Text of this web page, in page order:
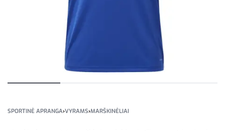
SPORTINĖ APRANGA›VYRAMS›MARŠKINĖLIAI